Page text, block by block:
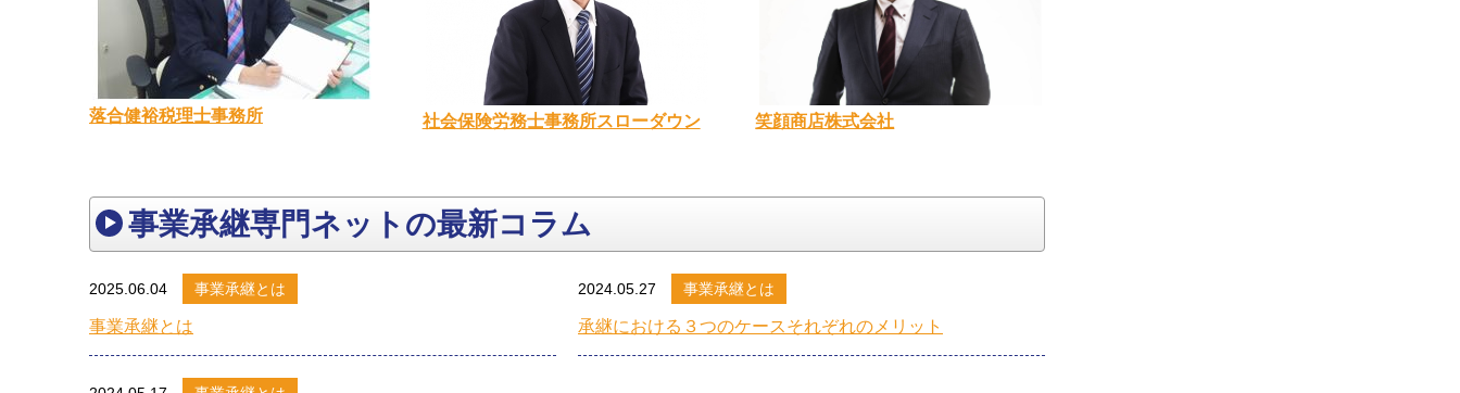
落合健裕税理士事務所 社会保険労務士事務所スローダウン 笑顔商店株式会社
事業承継専門ネットの最新コラム
2025.06.04 事業承継とは
事業承継とは
2024.05.27 事業承継とは
承継における３つのケースそれぞれのメリット